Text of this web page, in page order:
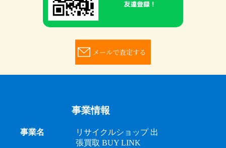
事業情報
事業名
リサイクルショップ 出
張買取 BUY LINK